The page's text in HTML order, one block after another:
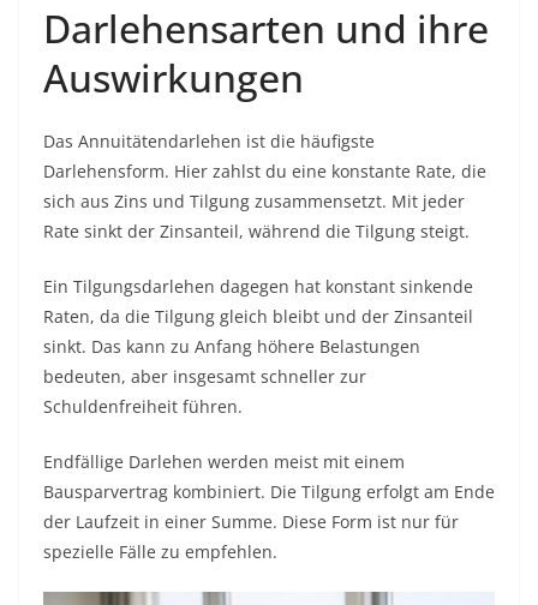
Darlehensarten und ihre
Auswirkungen
Das Annuitätendarlehen ist die häufigste
Darlehensform. Hier zahlst du eine konstante Rate, die
sich aus Zins und Tilgung zusammensetzt. Mit jeder
Rate sinkt der Zinsanteil, während die Tilgung steigt.
Ein Tilgungsdarlehen dagegen hat konstant sinkende
Raten, da die Tilgung gleich bleibt und der Zinsanteil
sinkt. Das kann zu Anfang höhere Belastungen
bedeuten, aber insgesamt schneller zur
Schuldenfreiheit führen.
Endfällige Darlehen werden meist mit einem
Bausparvertrag kombiniert. Die Tilgung erfolgt am Ende
der Laufzeit in einer Summe. Diese Form ist nur für
spezielle Fälle zu empfehlen.